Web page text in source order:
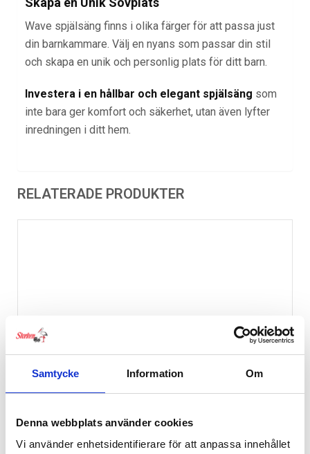
Samtycke Information Om
Denna webbplats använder cookies
Vi använder enhetsidentifierare för att anpassa innehållet
Wave spjälsäng finns i olika färger för att passa just
din barnkammare. Välj en nyans som passar din stil
och skapa en unik och personlig plats för ditt barn.
Investera i en hållbar och elegant spjälsäng som
inte bara ger komfort och säkerhet, utan även lyfter
inredningen i ditt hem.
RELATERADE PRODUKTER